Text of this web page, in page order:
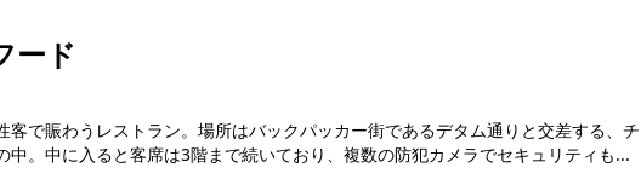
ード
客で賑わうレストラン。場所はバックパッカー街であるデタム通りと交差する、チ
中。中に入ると客席は3階まで続いており、複数の防犯カメラでセキュリティも...